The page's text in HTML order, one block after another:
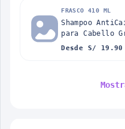
FRASCO 410 ML
Shampoo
para Cabello
Desde S/ 19.90